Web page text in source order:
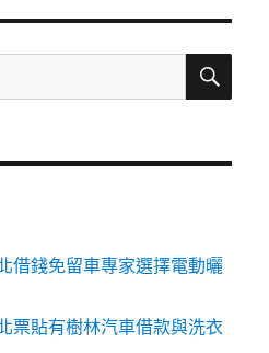
搜
借錢免留車專家選擇電動曬
票貼有樹林汽車借款與洗衣